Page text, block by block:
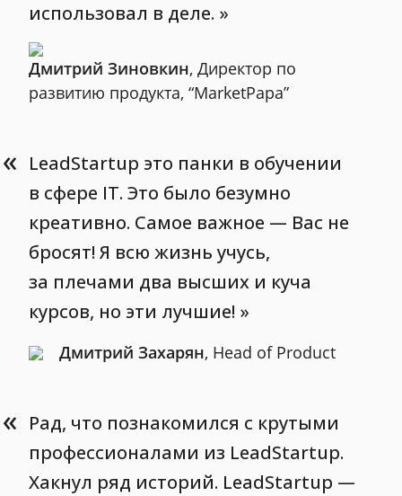
использовал в деле.
Дмитрий Зиновкин, Директор по
развитию продукта, “MarketPapa”
« LeadStartup это панки в обучении
в сфере IT. Это было безумно
креативно. Самое важное — Вас не
бросят! Я всю жизнь учусь,
за плечами два высших и куча
курсов, но эти лучшие!
Дмитрий Захарян, Head of Product
« Рад, что познакомился с крутыми
профессионалами из LeadStartup.
Хакнул ряд историй. LeadStartup —